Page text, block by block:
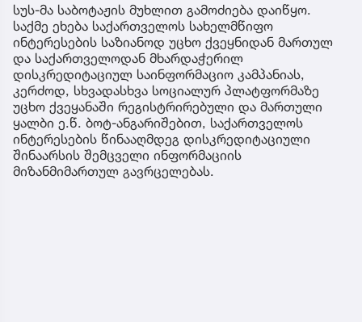
სუს-მა საბოტაჟის მუხლით გამოძიება დაიწყო.
საქმე ეხება საქართველოს სახელმწიფო
ინტერესების საზიანოდ უცხო ქვეყნიდან მართულ
და საქართველოდან მხარდაჭერილ
დისკრედიტაციულ საინფორმაციო კამპანიას,
კერძოდ, სხვადასხვა სოციალურ პლატფორმაზე
უცხო ქვეყანაში რეგისტრირებული და მართული
ყალბი ე.წ. ბოტ-ანგარიშებით, საქართველოს
ინტერესების წინააღმდეგ დისკრედიტაციული
შინაარსის შემცველი ინფორმაციის
მიზანმიმართულ გავრცელებას.